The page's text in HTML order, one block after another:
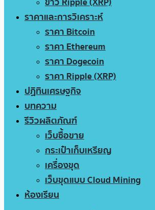
ราคาและการวิเคราะห์
ราคา Bitcoin
ราคา Ethereum
ราคา Dogecoin
ราคา Ripple (XRP)
ปฏิทินเศรษฐกิจ
บทความ
รีวิวผลิตภัณฑ์
เว็บซื้อขาย
กระเป๋าเก็บเหรียญ
เครื่องขุด
เว็บขุดแบบ Cloud Mining
ห้องเรียน